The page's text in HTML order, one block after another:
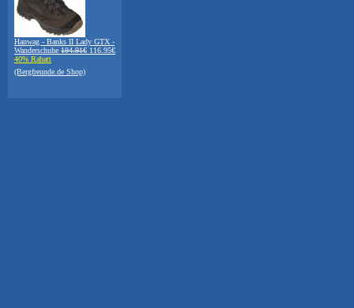
Hanwag - Banks II Lady GTX -
Wanderschuhe 194.91€ 116.95€
40% Rabatt
(Bergfreunde.de Shop)